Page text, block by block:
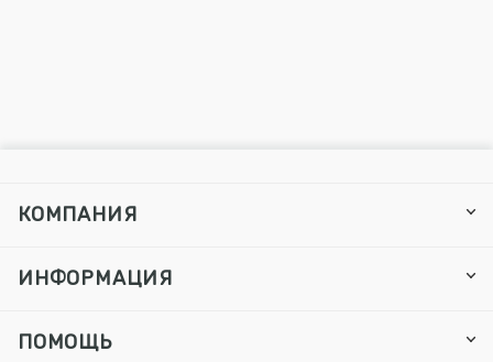
КОМПАНИЯ
ИНФОРМАЦИЯ
ПОМОЩЬ